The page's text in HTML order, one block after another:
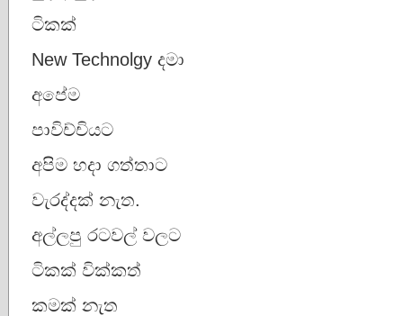
ටිකක්
New Technolgy දමා
අපේම
පාවිච්චියට
අපිම හදා ගත්තාට
වැරද්දක් නැත.
අල්ලපු රටවල් වලට
ටිකක් වික්කත්
කමක් නැත